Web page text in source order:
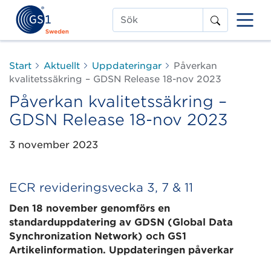
Sök
Start Aktuellt Uppdateringar
Påverkan
kvalitetssäkring – GDSN Release 18-nov 2023
Påverkan kvalitetssäkring –
GDSN Release 18-nov 2023
3 november 2023
ECR revideringsvecka 3, 7 & 11
Den 18 november genomförs en
standarduppdatering av GDSN (Global Data
Synchronization Network) och GS1
Artikelinformation. Uppdateringen påverkar